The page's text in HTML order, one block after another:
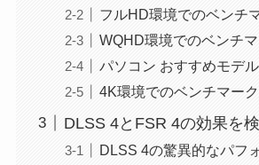
フルHD環境でのベンチ
WQHD環境でのベンチ
パソコン おすすめモデ
4K環境でのベンチマー
DLSS 4とFSR 4の効果を
DLSS 4の驚異的なパフ